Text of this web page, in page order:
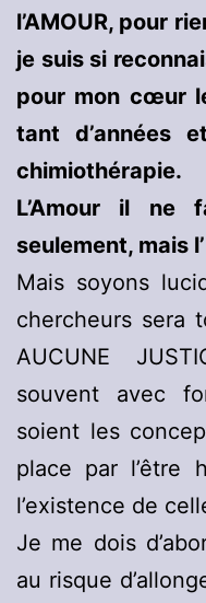
l’AMOUR, pour
je suis si
pour mon cœur
tant d’années
chimiothérapie.
L’Amour il
seulement, mais
Mais soyons
chercheurs sera
AUCUNE
souvent avec
soient les
place par l’être
l’existence de
Je me dois
au risque